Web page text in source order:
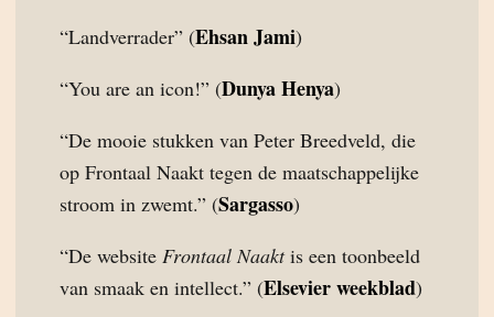
“Landverrader” (Ehsan Jami)
“You are an icon!” (Dunya Henya)
“De mooie stukken van Peter Breedveld, die
op Frontaal Naakt tegen de maatschappelijke
stroom in zwemt.” (Sargasso)
“De website Frontaal Naaktis een toonbeeld
van smaak en intellect.” (Elsevier weekblad)